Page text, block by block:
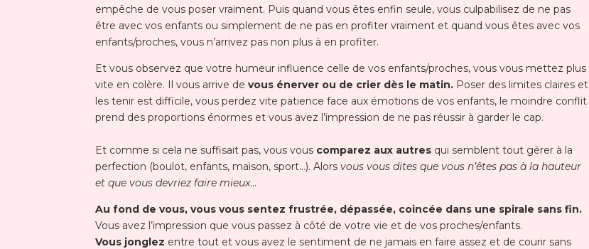
empêche de vous poser vraiment. Puis quand vous êtes enfin seule, vous culpabilisez de ne pas
être avec vos enfants ou simplement de ne pas en profiter vraiment et quand vous êtes avec vos
enfants/proches, vous n’arrivez pas non plus à en profiter.
Et vous observez que votre humeur influence celle de vos enfants/proches, vous vous mettez plus
vite en colère. Il vous arrive devous énerver ou de crier dès le matin. Poser des limites claires et
les tenir est difficile, vous perdez vite patience face aux émotions de vos enfants, le moindre conflit
prend des proportions énormes et vous avez l’impression de ne pas réussir à garder le cap.
Et comme si cela ne suffisait pas, vous vous comparez aux autres qui semblent tout gérer à la
perfection (boulot, enfants, maison, sport…). Alorsvous vous dites que vous n’êtes pas à la hauteur
et que vous devriez faire mieux…
Au fond de vous, vous vous sentez frustrée, dépassée, coincée dans une spirale sans fin.
Vous avez l’impression que vous passez à côté de votre vie et de vos proches/enfants.
Vous jonglez entre tout et vous avez le sentiment de ne jamais en faire assez et de courir sans